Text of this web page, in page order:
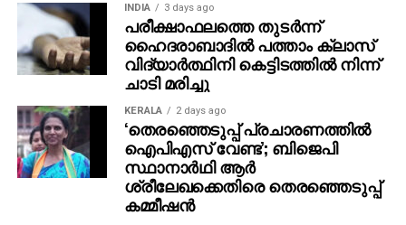
INDIA 3 days ago
പരീക്ഷാഫലത്തെ തുടര്‍ന്ന്
ഹൈദരാബാദില്‍ പത്താം ക്ലാസ്
വിദ്യാര്‍ത്ഥിനി കെട്ടിടത്തില്‍ നിന്ന്
ചാടി മരിച്ചു
KERALA 2 days ago
‘തെരഞ്ഞെടുപ്പ് പ്രചാരണത്തിൽ
ഐപിഎസ് വേണ്ട’; ബിജെപി
സ്ഥാനാർഥി ആർ
ശ്രീലേഖക്കെതിരെ തെരഞ്ഞെടുപ്പ്
കമ്മീഷൻ